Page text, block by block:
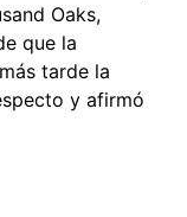
Oaks,
que la
tarde la
y afirmó